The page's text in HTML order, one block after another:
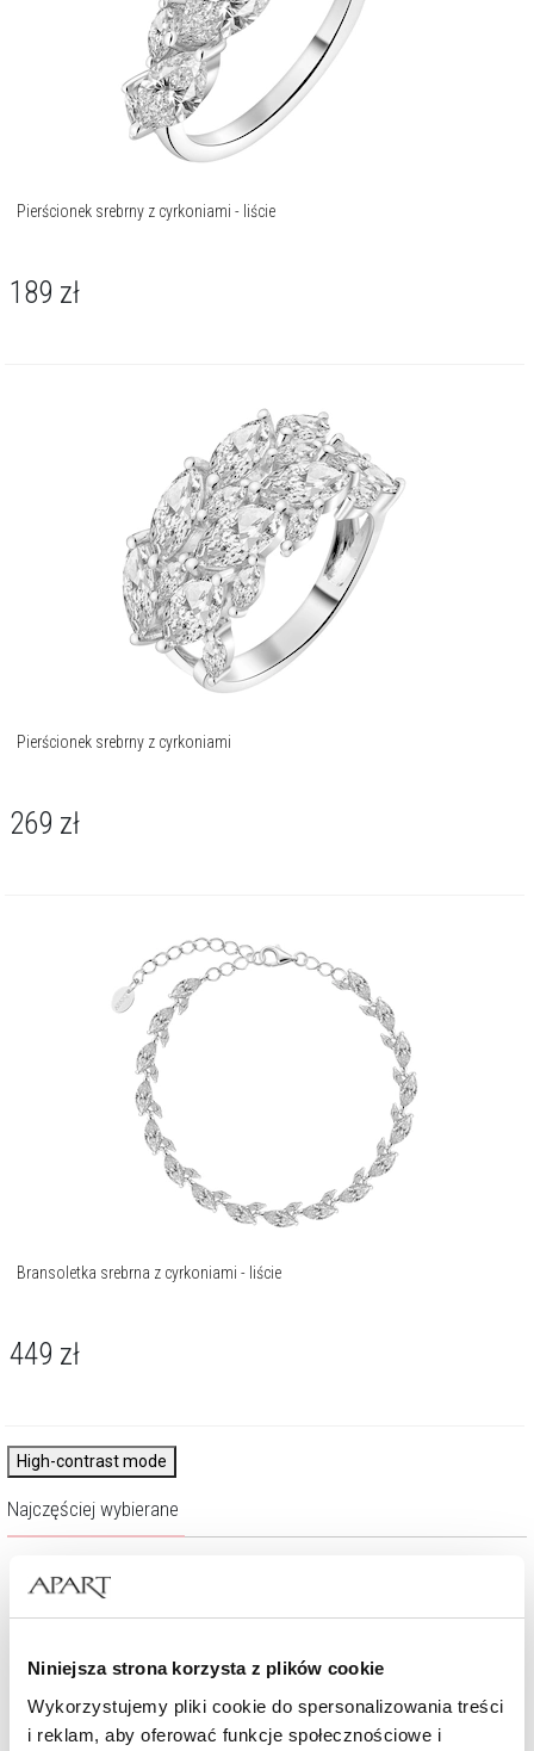
Niniejsza strona korzysta z plików cookie
Wykorzystujemy pliki cookie do spersonalizowania treści
i reklam, aby oferować funkcje społecznościowe i
Pierścionek srebrny z cyrkoniami - liście
189 zł
Pierścionek srebrny z cyrkoniami
269 zł
Bransoletka srebrna z cyrkoniami - liście
449 zł
High-contrast mode
Najczęściej wybierane